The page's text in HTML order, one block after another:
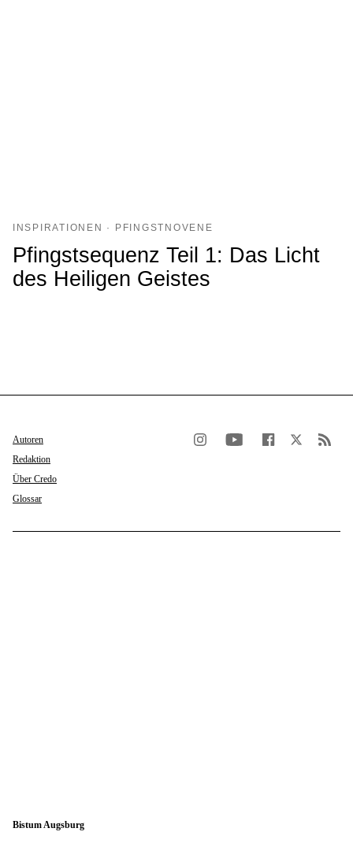
INSPIRATIONEN · PFINGSTNOVENE
Pfingstsequenz Teil 1: Das Licht
des Heiligen Geistes
Autoren
Redaktion
Über Credo
Glossar
Bistum Augsburg